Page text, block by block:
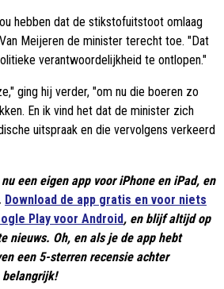
hebben dat de stikstofuitstoot omlaag
Meijeren de minister terecht toe. "Dat
verantwoordelijkheid te ontlopen."
ging hij verder, "om nu die boeren zo
En ik vind het dat de minister zich
uitspraak en die vervolgens verkeerd
een eigen app voor iPhone en iPad, en
Download de app gratis en voor niets
Play voor Android, en blijf altijd op
nieuws. Oh, en als je de app hebt
een 5-sterren recensie achter